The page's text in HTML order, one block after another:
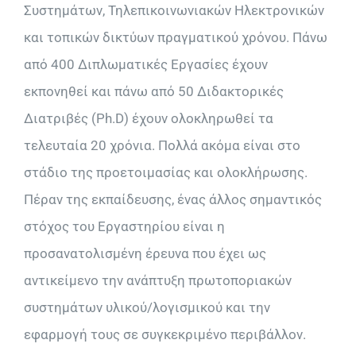
Συστημάτων, Τηλεπικοινωνιακών Ηλεκτρονικών
και τοπικών δικτύων πραγματικού χρόνου. Πάνω
από 400 Διπλωματικές Εργασίες έχουν
εκπονηθεί και πάνω από 50 Διδακτορικές
Διατριβές (Ph.D) έχουν ολοκληρωθεί τα
τελευταία 20 χρόνια. Πολλά ακόμα είναι στο
στάδιο της προετοιμασίας και ολοκλήρωσης.
Πέραν της εκπαίδευσης, ένας άλλος σημαντικός
στόχος του Εργαστηρίου είναι η
προσανατολισμένη έρευνα που έχει ως
αντικείμενο την ανάπτυξη πρωτοποριακών
συστημάτων υλικού/λογισμικού και την
εφαρμογή τους σε συγκεκριμένο περιβάλλον.